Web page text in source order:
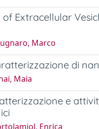
Extracellular
Marco
di
Maia
e
Enrica